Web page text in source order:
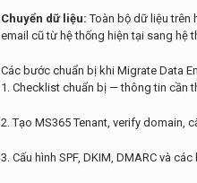
Chuyển dữ liệu: Toàn bộ dữ liệu trên
email cũ từ hệ thống hiện tại sang hệ
Các bước chuẩn bị khi Migrate Data
1. Checklist chuẩn bị — thông tin cần
2. Tạo MS365 Tenant, verify domain,
3. Cấu hình SPF, DKIM, DMARC và